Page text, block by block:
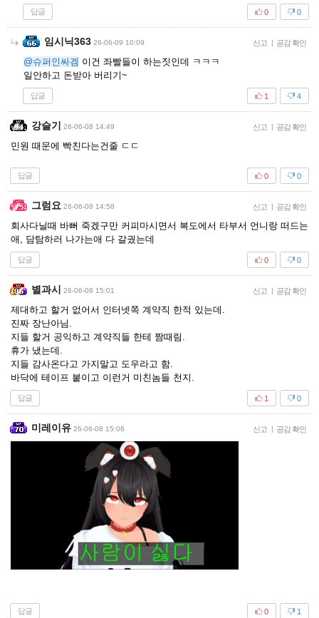
답글 0
0
임시닉363 26-06-09 10:09 신고 | 공감 확인
@슈퍼인싸겜 이건 좌빨들이 하는짓인데 ㅋㅋㅋ
일안하고 돈받아 버리기~
답글 4
1
강슬기 26-06-08 14:49 신고 | 공감 확인
민원 때문에 빡친다는건줄 ㄷㄷ
답글 0
0
그럼요 26-06-08 14:58 신고 | 공감 확인
회사다닐때 바뻐 죽겠구만 커피마시면서 복도에서 타부서 언니랑 떠드는
애, 담탐하러 나가는애 다 갈궜는데
답글 0
0
별과시 26-06-08 15:01 신고 | 공감 확인
제대하고 할거 없어서 인터넷쪽 계약직 한적 있는데.
진짜 장난아님.
지들 할거 공익하고 계약직들 한테 짬때림.
휴가 냈는데.
지들 감사온다고 가지말고 도우라고 함.
바닥에 테이프 붙이고 이런거 미친놈들 천지.
답글 0
1
미레이유 26-06-08 15:06 신고 | 공감 확인
답글 1
0